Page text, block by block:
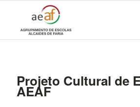
Projeto Cultural de
AEAF